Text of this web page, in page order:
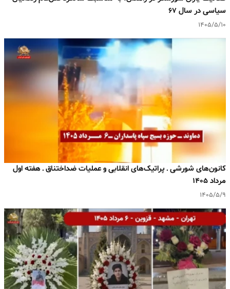
سیاسی در سال ۶۷
۱۴۰۵/۵/۱۰
کانون‌های شورشی ـ پراتیک‌های انقلابی و عملیات ضداختناق ـ هفته اول
مرداد ۱۴۰۵
۱۴۰۵/۵/۹